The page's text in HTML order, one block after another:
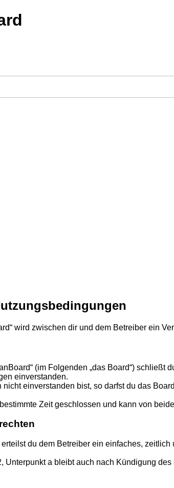
wird zwischen dir und dem Betreiber ein
(im Folgenden „das Board“)
einverstanden.
einverstanden bist, so darfst du das
Zeit geschlossen und kann von
du dem Betreiber ein einfaches,
Unterpunkt a bleibt auch nach Kündigung